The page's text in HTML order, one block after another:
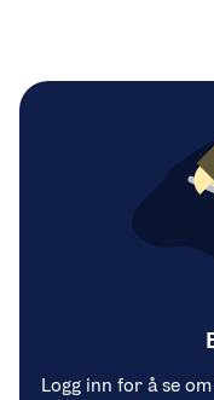
Logg inn for å se